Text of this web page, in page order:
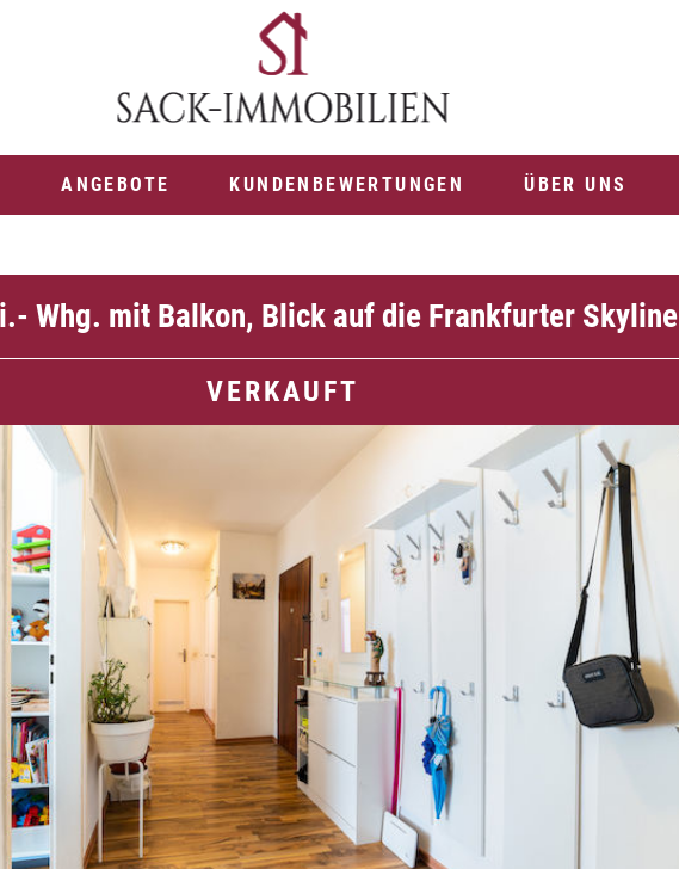
ANGEBOTE KUNDENBEWERTUNGEN ÜBER UNS
Whg. mit Balkon, Blick auf die Frankfurter Skyline
VERKAUFT